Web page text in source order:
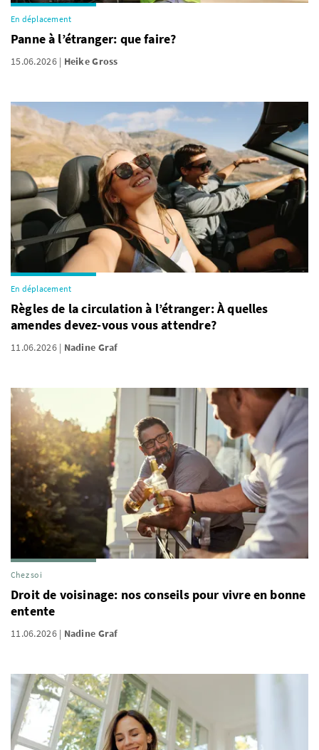
En déplacement
Panne à l’étranger: que faire?
15.06.2026 Heike Gross
En déplacement
Règles de la circulation à l’étranger: À quelles
amendes devez-vous vous attendre?
11.06.2026 Nadine Graf
Chez soi
Droit de voisinage: nos conseils pour vivre en bonne
entente
11.06.2026 Nadine Graf